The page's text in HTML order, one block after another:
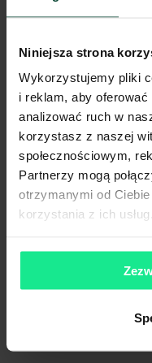
Niniejsza strona
Wykorzystujemy pliki
i reklam, aby oferować
analizować ruch w
korzystasz z naszej
społecznościowym,
Partnerzy mogą
otrzymanymi od
korzystania z ich usług.
mogą się różnić od danych
dostępności odbywa się po